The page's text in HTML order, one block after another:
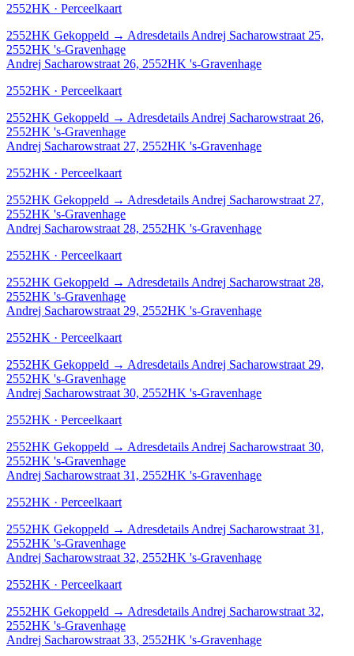
2552HK · Perceelkaart
2552HK Gekoppeld → Adresdetails Andrej Sacharowstraat 25,
2552HK 's-Gravenhage
Andrej Sacharowstraat 26, 2552HK 's-Gravenhage
2552HK · Perceelkaart
2552HK Gekoppeld → Adresdetails Andrej Sacharowstraat 26,
2552HK 's-Gravenhage
Andrej Sacharowstraat 27, 2552HK 's-Gravenhage
2552HK · Perceelkaart
2552HK Gekoppeld → Adresdetails Andrej Sacharowstraat 27,
2552HK 's-Gravenhage
Andrej Sacharowstraat 28, 2552HK 's-Gravenhage
2552HK · Perceelkaart
2552HK Gekoppeld → Adresdetails Andrej Sacharowstraat 28,
2552HK 's-Gravenhage
Andrej Sacharowstraat 29, 2552HK 's-Gravenhage
2552HK · Perceelkaart
2552HK Gekoppeld → Adresdetails Andrej Sacharowstraat 29,
2552HK 's-Gravenhage
Andrej Sacharowstraat 30, 2552HK 's-Gravenhage
2552HK · Perceelkaart
2552HK Gekoppeld → Adresdetails Andrej Sacharowstraat 30,
2552HK 's-Gravenhage
Andrej Sacharowstraat 31, 2552HK 's-Gravenhage
2552HK · Perceelkaart
2552HK Gekoppeld → Adresdetails Andrej Sacharowstraat 31,
2552HK 's-Gravenhage
Andrej Sacharowstraat 32, 2552HK 's-Gravenhage
2552HK · Perceelkaart
2552HK Gekoppeld → Adresdetails Andrej Sacharowstraat 32,
2552HK 's-Gravenhage
Andrej Sacharowstraat 33, 2552HK 's-Gravenhage